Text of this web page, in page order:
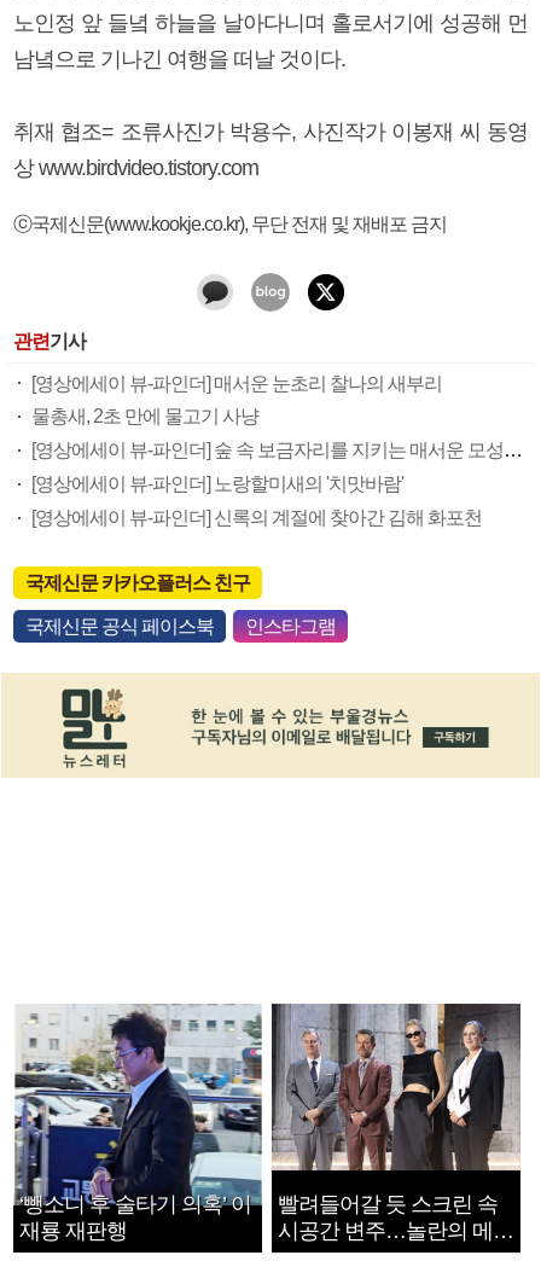
노인정 앞 들녘 하늘을 날아다니며 홀로서기에 성공해 먼
남녘으로 기나긴 여행을 떠날 것이다.
취재 협조= 조류사진가 박용수, 사진작가 이봉재 씨 동영
상 www.birdvideo.tistory.com
ⓒ국제신문(www.kookje.co.kr), 무단 전재 및 재배포 금지
관련기사
[영상에세이 뷰-파인더] 매서운 눈초리 찰나의 새부리
물총새, 2초 만에 물고기 사냥
[영상에세이 뷰-파인더] 숲 속 보금자리를 지키는 매서운 모성의 눈
[영상에세이 뷰-파인더] 노랑할미새의 '치맛바람'
[영상에세이 뷰-파인더] 신록의 계절에 찾아간 김해 화포천
국제신문 카카오플러스 친구
국제신문 공식 페이스북 인스타그램
‘뺑소니 후 술타기 의혹’ 이
재룡 재판행
빨려들어갈 듯 스크린 속
시공간 변주…놀란의 메시